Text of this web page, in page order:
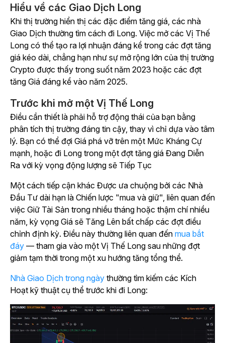
Hiểu về các Giao Dịch Long
Khi thị trường hiển thị các đặc điểm tăng giá, các nhà
Giao Dịch thường tìm cách đi Long. Việc mở các Vị Thế
Long có thể tạo ra lợi nhuận đáng kể trong các đợt tăng
giá kéo dài, chẳng hạn như sự mở rộng lớn của thị trường
Crypto được thấy trong suốt năm 2023 hoặc các đợt
tăng Giá đáng kể vào năm 2025.
Trước khi mở một Vị Thế Long
Điều cần thiết là phải hỗ trợ động thái của bạn bằng
phân tích thị trường đáng tin cậy, thay vì chỉ dựa vào tâm
lý. Bạn có thể đợi Giá phá vỡ trên một Mức Kháng Cự
mạnh, hoặc đi Long trong một đợt tăng giá Đang Diễn
Ra với kỳ vọng động lượng sẽ Tiếp Tục
Một cách tiếp cận khác Được ưa chuộng bởi các Nhà
Đầu Tư dài hạn là Chiến lược "mua và giữ", liên quan đến
việc Giữ Tài Sản trong nhiều tháng hoặc thậm chí nhiều
năm, kỳ vọng Giá sẽ Tăng Lên bất chấp các đợt điều
chỉnh định kỳ. Điều này thường liên quan đến mua bắt
đáy — tham gia vào một Vị Thế Long sau những đợt
giảm tạm thời trong một xu hướng tăng tổng thể.
Nhà Giao Dịch trong ngày thường tìm kiếm các Kích
Hoạt kỹ thuật cụ thể trước khi đi Long: